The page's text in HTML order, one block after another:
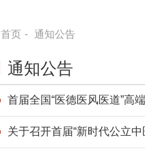
首页 - 通知公告
通知公告
首届全国“医德医风医道”高
关于召开首届“新时代公立